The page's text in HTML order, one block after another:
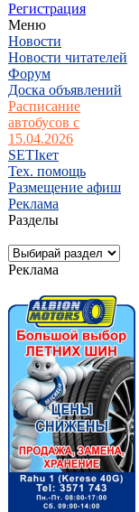
Регистрация
Меню
Новости
Новости читателей
Форум
Доска объявлений
Расписание
автобусов с
15.04.2026
SETIкет
Тех. помощь
Размещение афиш
Реклама
Разделы
Реклама